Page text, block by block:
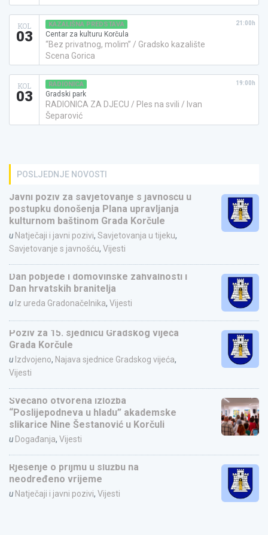
KOL
03
KAZALIŠNA PREDSTAVA
Centar za kulturu Korčula
“Bez privatnog, molim” / Gradsko kazalište
Scena Gorica
21:00h
KOL
03
RADIONICA
Gradski park
RADIONICA ZA DJECU / Ples na svili / Ivan
Šeparović
19:00h
POSLJEDNJE NOVOSTI
Javni poziv za savjetovanje s javnošću u
postupku donošenja Plana upravljanja
kulturnom baštinom Grada Korčule
u Natječaji i javni pozivi, Savjetovanja u tijeku,
Savjetovanje s javnošću, Vijesti
Dan pobjede i domovinske zahvalnosti i
Dan hrvatskih branitelja
u Iz ureda Gradonačelnika, Vijesti
Poziv za 15. sjednicu Gradskog vijeća
Grada Korčule
u Izdvojeno, Najava sjednice Gradskog vijeća,
Vijesti
Svečano otvorena izložba
“Poslijepodneva u hladu” akademske
slikarice Nine Šestanović u Korčuli
u Događanja, Vijesti
Rješenje o prijmu u službu na
neodređeno vrijeme
u Natječaji i javni pozivi, Vijesti